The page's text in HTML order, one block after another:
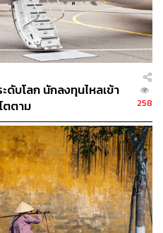
ดับโลก นักลงทุนไหลเข้า
ตตาม
258